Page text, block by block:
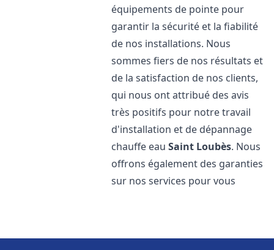
équipements de pointe pour
garantir la sécurité et la fiabilité
de nos installations. Nous
sommes fiers de nos résultats et
de la satisfaction de nos clients,
qui nous ont attribué des avis
très positifs pour notre travail
d'installation et de dépannage
chauffe eauSaint Loubès. Nous
offrons également des garanties
sur nos services pour vous